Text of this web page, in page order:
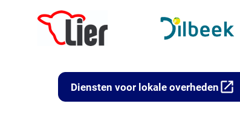
Diensten voor lokale overheden open_in_new